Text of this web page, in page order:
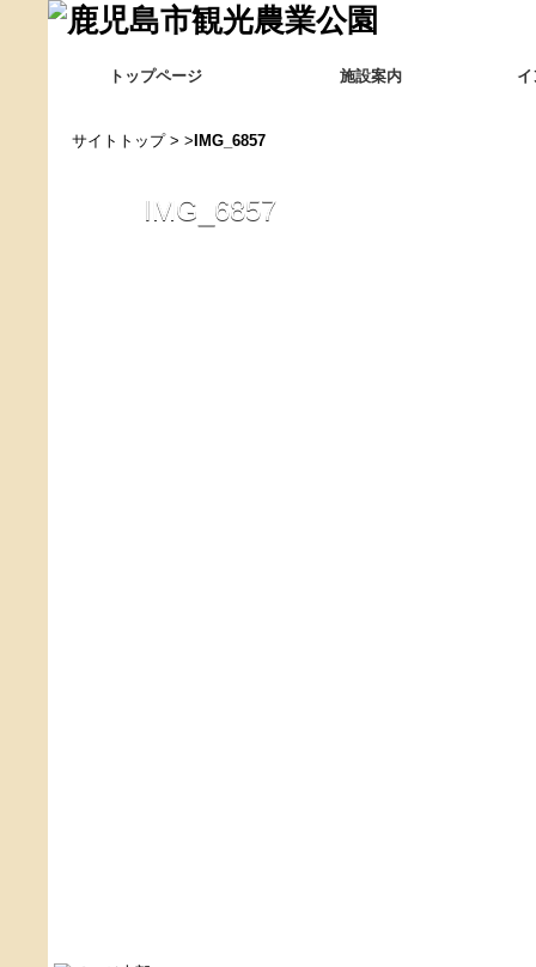
トップページ 施設案内
サイトトップ> > IMG_6857
IMG_6857